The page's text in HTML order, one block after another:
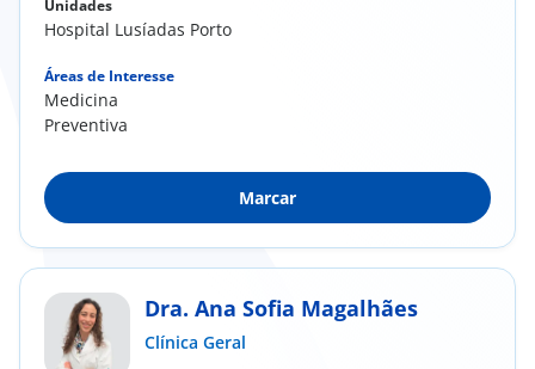
Unidades
Hospital Lusíadas Porto
Áreas de Interesse
Medicina
Preventiva
Marcar
Dra. Ana Sofia Magalhães
Clínica Geral